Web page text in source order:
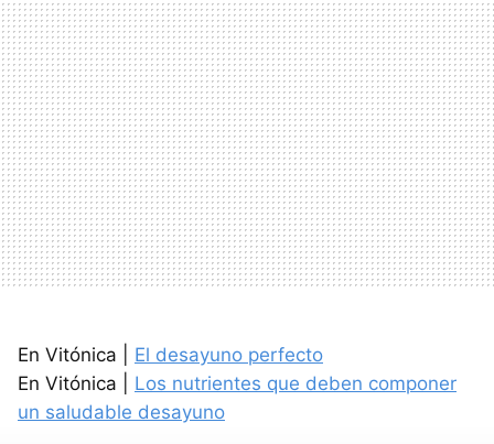
En Vitónica | El desayuno perfecto
En Vitónica | Los nutrientes que deben componer
un saludable desayuno